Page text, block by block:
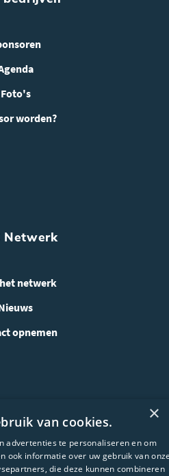
Foto's
worden?
Netwerk
netwerk
opnemen
×
van cookies.
advertenties te personaliseren en om
ook informatie over uw gebruik van
die deze kunnen combineren